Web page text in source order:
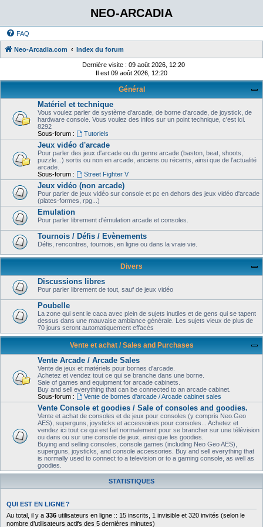
NEO-ARCADIA
FAQ
Neo-Arcadia.com Index du forum
Dernière visite : 09 août 2026, 12:20
Il est 09 août 2026, 12:20
Général
Matériel et technique
Vous voulez parler de système d'arcade, de borne d'arcade, de joystick, de
hardware console. Vous voulez des infos sur un point technique, c'est ici.
8292
Sous-forum :
Tutoriels
Jeux vidéo d'arcade
Pour parler des jeux d'arcade ou du genre arcade (baston, beat, shoots,
puzzle...) sortis ou non en arcade, anciens ou récents, ainsi que de l'actualité
arcade.
Sous-forum :
Street Fighter V
Jeux vidéo (non arcade)
Pour parler de jeux vidéo sur console et pc en dehors des jeux vidéo d'arcade
(plates-formes, rpg...)
Emulation
Pour parler librement d'émulation arcade et consoles.
Tournois / Défis / Evènements
Défis, rencontres, tournois, en ligne ou dans la vraie vie.
Divers
Discussions libres
Pour parler librement de tout, sauf de jeux vidéo
Poubelle
La zone qui sent le caca avec plein de sujets inutiles et de gens qui se tapent
dessus dans une mauvaise ambiance générale. Les sujets vieux de plus de
70 jours seront automatiquement effacés
Vente et achat / Sales and Purchases
Vente Arcade / Arcade Sales
Vente de jeux et matériels pour bornes d'arcade.
Achetez et vendez tout ce qui se branche dans une borne.
Sale of games and equipment for arcade cabinets.
Buy and sell everything that can be connected to an arcade cabinet.
Sous-forum :
Vente de bornes d'arcade / Arcade cabinet sales
Vente Console et goodies / Sale of consoles and goodies.
Vente et achat de consoles et de jeux pour consoles (y compris Neo.Geo
AES), superguns, joysticks et accessoires pour consoles... Achetez et
vendez ici tout ce qui est fait normalement pour se brancher sur une télévision
ou dans ou sur une console de jeux, ainsi que les goodies.
Buying and selling consoles, console games (including Neo Geo AES),
superguns, joysticks, and console accessories. Buy and sell everything that
is normally used to connect to a television or to a gaming console, as well as
goodies.
STATISTIQUES
QUI EST EN LIGNE ?
Au total, il y a 336 utilisateurs en ligne :: 15 inscrits, 1 invisible et 320 invités (selon le
nombre d’utilisateurs actifs des 5 dernières minutes)